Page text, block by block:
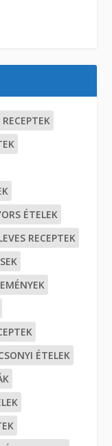
ÉTELEK
RECEPTEK
ÉTELEK